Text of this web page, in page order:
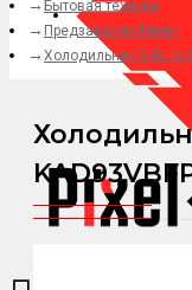
+7 (495) 015-41-41
Бытовая техника
Предзаказ из Китая
Холодильник Side by